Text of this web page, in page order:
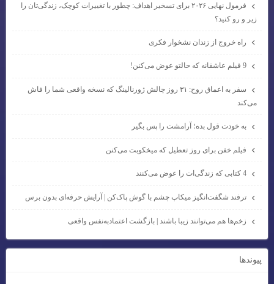
فرمول نهایی ۲۰۲۶ برای تسخیر اهداف: چطور با تغییرات کوچک، زندگی‌تان را
زیر و رو کنید؟
راه خروج از زندان نشخوار فکری
9 فیلم عاشقانه که حالتو عوض می‌کنن!
سفر به اعماق روح: ۳۱ روز چالش ژورنالینگ که نسخه واقعی شما را فاش
می‌کند
به خودت قول بده؛ آرامشت را پس بگیر
فیلم خفن برای روز تعطیل که میخکوبت می‌کنن
4 کتابی که زندگی‌ات را عوض می‌کنند
ترفند شگفت‌انگیز میکاپ چشم با گوش پاک‌کن | آرایش حرفه‌ای بدون برس
زخم‌ها هم می‌توانند زیبا باشند | بازگشت اعتمادبه‌نفس واقعی
پيوندها